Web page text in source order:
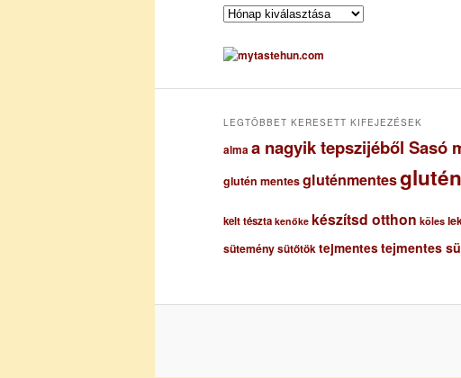
A
c
h
uLEGTÖBBET KERESETT KIFEJEZÉSEK
almaa nagyik tepszijéből Sasó
glutén mentesgluténmentes
kelt tészta kenőke készítsd otthon köles
süteménysütőtöktejmentestejmentes